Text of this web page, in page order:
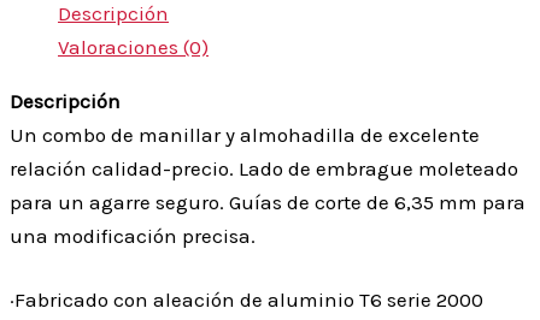
Descripción
Valoraciones (0)
Descripción
Un combo de manillar y almohadilla de excelente
relación calidad-precio. Lado de embrague moleteado
para un agarre seguro. Guías de corte de 6,35 mm para
una modificación precisa.
·Fabricado con aleación de aluminio T6 serie 2000